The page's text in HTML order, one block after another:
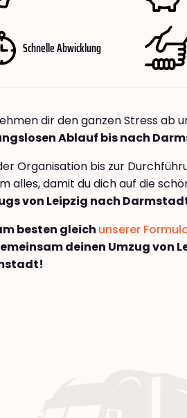
Schnelle Abwicklung
dir den ganzen Stress ab
Ablauf bis nach
Organisation bis zur
alles, damit du dich auf die
von Leipzig nach
besten gleich unserer
deinen Umzug von